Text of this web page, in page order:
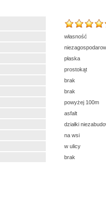
własność
płaska
prostokąt
brak
brak
powyżej 100m
asfalt
działki
na wsi
w ulicy
brak